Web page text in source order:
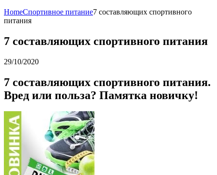
HomeСпортивное питание7 составляющих спортивного
питания
7 составляющих спортивного питания
29/10/2020
7 составляющих спортивного питания.
Вред или польза? Памятка новичку!